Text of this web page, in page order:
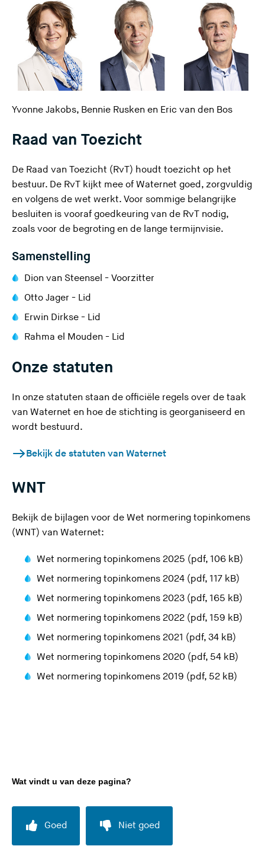
Yvonne Jakobs, Bennie Rusken en Eric van den Bos
Raad van Toezicht
De Raad van Toezicht (RvT) houdt toezicht op het
bestuur. De RvT kijkt mee of Waternet goed, zorgvuldig
en volgens de wet werkt. Voor sommige belangrijke
besluiten is vooraf goedkeuring van de RvT nodig,
zoals voor de begroting en de lange termijnvisie.
Samenstelling
Dion van Steensel - Voorzitter
Otto Jager - Lid
Erwin Dirkse - Lid
Rahma el Mouden - Lid
Onze statuten
In onze statuten staan de officiële regels over de taak
van Waternet en hoe de stichting is georganiseerd en
wordt bestuurd.
Bekijk de statuten van Waternet
WNT
Bekijk de bijlagen voor de Wet normering topinkomens
(WNT) van Waternet:
Wet normering topinkomens 2025 (pdf, 106 kB)
Wet normering topinkomens 2024 (pdf, 117 kB)
Wet normering topinkomens 2023 (pdf, 165 kB)
Wet normering topinkomens 2022 (pdf, 159 kB)
Wet normering topinkomens 2021 (pdf, 34 kB)
Wet normering topinkomens 2020 (pdf, 54 kB)
Wet normering topinkomens 2019 (pdf, 52 kB)
Wat vindt u van deze pagina?
Goed Niet goed